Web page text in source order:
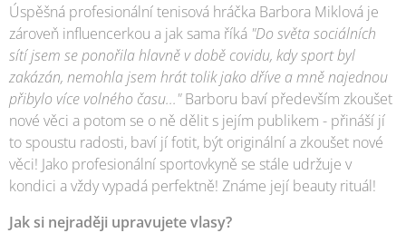
Úspěšná profesionální tenisová hráčka Barbora Miklová je
zároveň influencerkou a jak sama říká "Do světa sociálních
sítí jsem se ponořila hlavně v době covidu, kdy sport byl
zakázán, nemohla jsem hrát tolik jako dříve a mně najednou
přibylo více volného času..."Barboru baví především zkoušet
nové věci a potom se o ně dělit s jejím publikem - přináší jí
to spoustu radosti, baví jí fotit, být originální a zkoušet nové
věci! Jako profesionální sportovkyně se stále udržuje v
kondici a vždy vypadá perfektně! Známe její beauty rituál!
Jak si nejraději upravujete vlasy?